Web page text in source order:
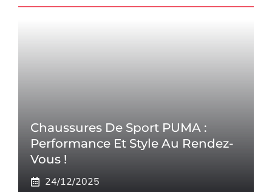
Chaussures De Sport PUMA :
Performance Et Style Au Rendez-
Vous !
24/12/2025